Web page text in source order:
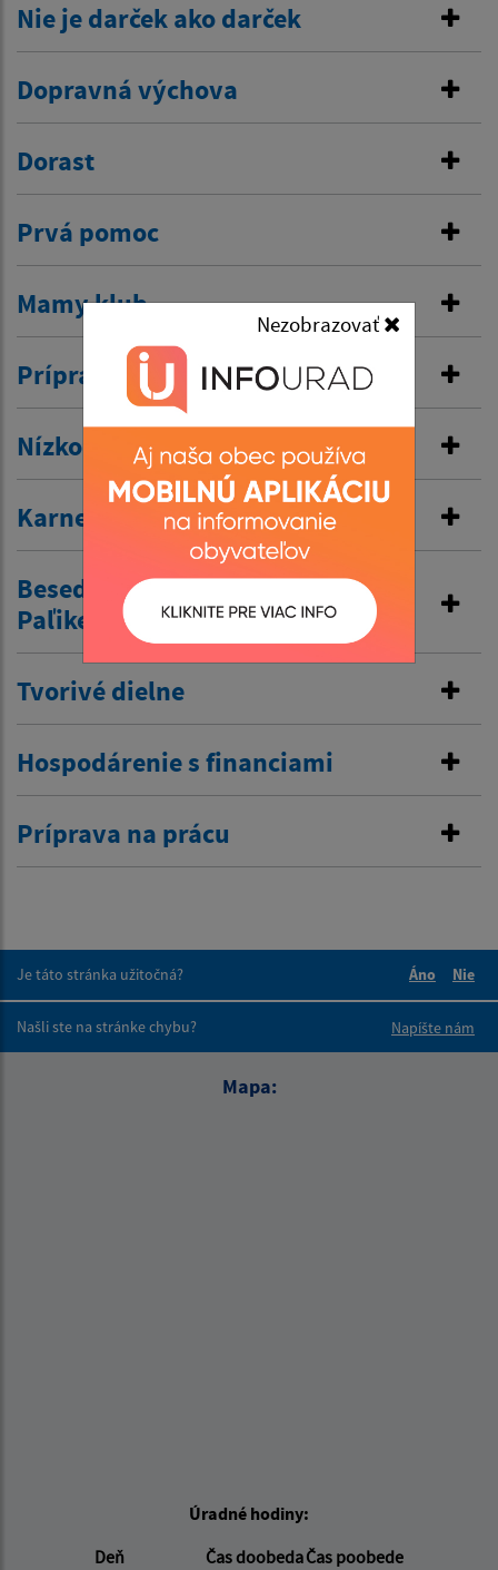
Nezobrazovať
Nie je darček ako darček
Dopravná výchova
Dorast
Prvá pomoc
Mamy klub
Príprava na školské vyučovanie
Nízkoprahový klub
Karneval
Beseda s knižným klubom
Paľikerav
Tvorivé dielne
Hospodárenie s financiami
Príprava na prácu
Je táto stránka užitočná?
Áno
Nie
Našli ste na stránke chybu?
Napíšte nám
Mapa:
Úradné hodiny:
Deň
Čas doobedaČas poobede